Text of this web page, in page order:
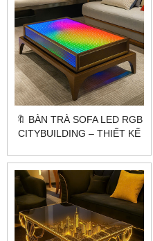
🔖 BÀN TRÀ SOFA LED RGB
CITYBUILDING – THIẾT KẾ
GIAN SANG TRỌNG